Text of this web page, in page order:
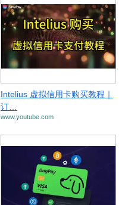
Intelius 虚拟信用卡购买教程｜
订…
www.youtube.com